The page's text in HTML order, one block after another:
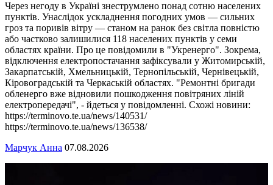
Через негоду в Україні знеструмлено понад сотню населених
пунктів. Унаслідок ускладнення погодних умов — сильних
гроз та поривів вітру — станом на ранок без світла повністю
або частково залишилися 118 населених пунктів у семи
областях країни. Про це повідомили в "Укренерго". Зокрема,
відключення електропостачання зафіксували у Житомирській,
Закарпатській, Хмельницькій, Тернопільській, Чернівецькій,
Кіровоградській та Черкаській областях. "Ремонтні бригади
обленерго вже відновили пошкодження повітряних ліній
електропередачі", - йдеться у повідомленні. Схожі новини:
https://terminovo.te.ua/news/140531/
https://terminovo.te.ua/news/136538/
Марчук Анна 07.08.2026